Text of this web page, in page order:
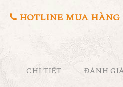
HOTLINE MUA HÀNG
CHI TIẾT ĐÁNH